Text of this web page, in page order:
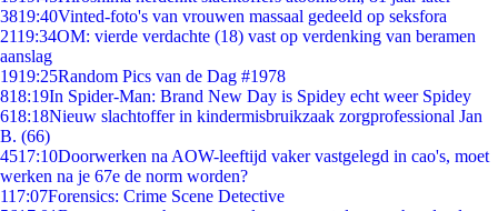
3819:40Vinted-foto's van vrouwen massaal gedeeld op seksfora
2119:34OM: vierde verdachte (18) vast op verdenking van beramen
aanslag
1919:25Random Pics van de Dag #1978
818:19In Spider-Man: Brand New Day is Spidey echt weer Spidey
618:18Nieuw slachtoffer in kindermisbruikzaak zorgprofessional Jan
B. (66)
4517:10Doorwerken na AOW-leeftijd vaker vastgelegd in cao's, moet
werken na je 67e de norm worden?
117:07Forensics: Crime Scene Detective